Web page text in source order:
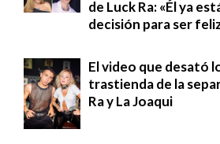
de Luck Ra: «Él ya
decisión para ser
El video que desató
trastienda de la
Ra y La Joaqui